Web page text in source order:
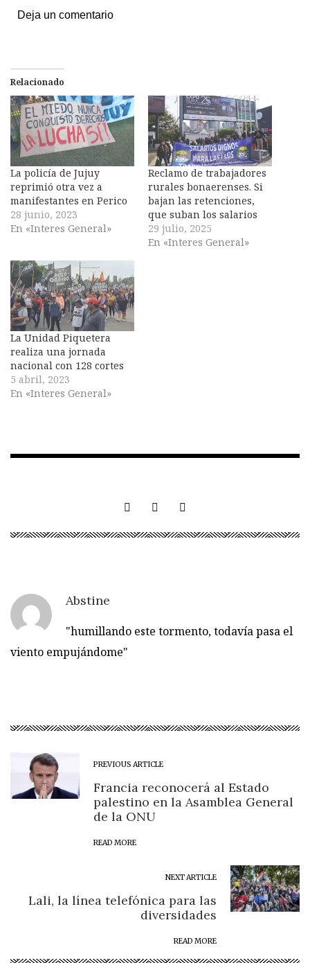
Deja un comentario
Relacionado
La policía de Jujuy
reprimió otra vez a
manifestantes en Perico
28 junio, 2023
En «Interes General»
Reclamo de trabajadores
rurales bonaerenses. Si
bajan las retenciones,
que suban los salarios
29 julio, 2025
En «Interes General»
La Unidad Piquetera
realiza una jornada
nacional con 128 cortes
5 abril, 2023
En «Interes General»
Abstine
"humillando este tormento, todavía pasa el
viento empujándome"
PREVIOUS ARTICLE
Francia reconocerá al Estado
palestino en la Asamblea General
de la ONU
READ MORE
NEXT ARTICLE
Lali, la línea telefónica para las
diversidades
READ MORE